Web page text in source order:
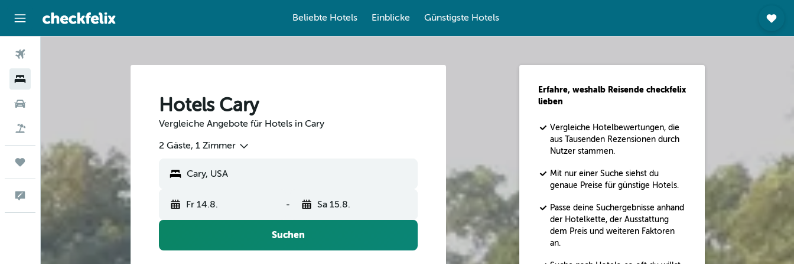
Beliebte Hotels Einblicke Günstigste Hotels
Trips
Hotels Cary
Vergleiche Angebote für Hotels in Cary
2 Gäste, 1 Zimmer
Fr 14.8. - Sa 15.8.
Suchen
Erfahre, weshalb Reisende checkfelix
lieben
Vergleiche Hotelbewertungen, die
aus Tausenden Rezensionen durch
Nutzer stammen.
Mit nur einer Suche siehst du
genaue Preise für günstige Hotels.
Passe deine Suchergebnisse anhand
der Hotelkette, der Ausstattung
dem Preis und weiteren Faktoren
an.